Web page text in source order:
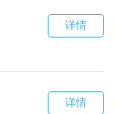
详情
详情